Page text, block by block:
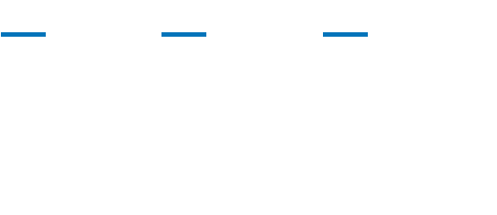
destrozos y un
clonazepam de
incidentes frente